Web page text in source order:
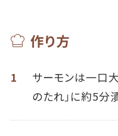
作り方
1
サーモンは一口
のたれ」に約5分